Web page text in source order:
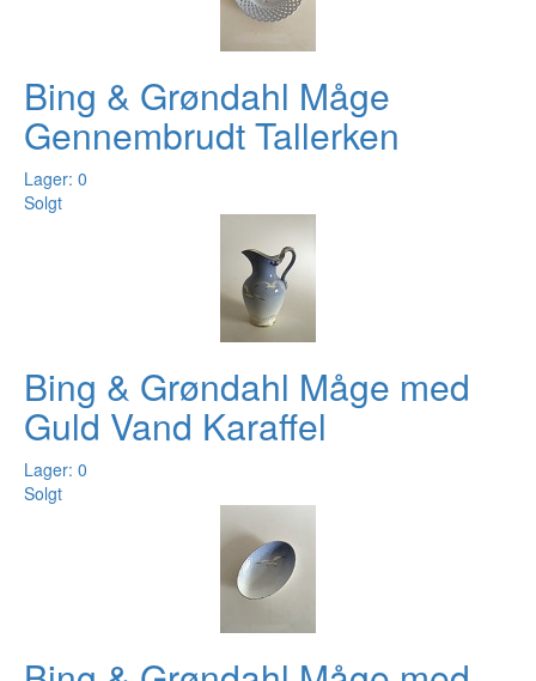
Bing & Grøndahl Måge
Gennembrudt Tallerken
Lager: 0
Solgt
Bing & Grøndahl Måge med
Guld Vand Karaffel
Lager: 0
Solgt